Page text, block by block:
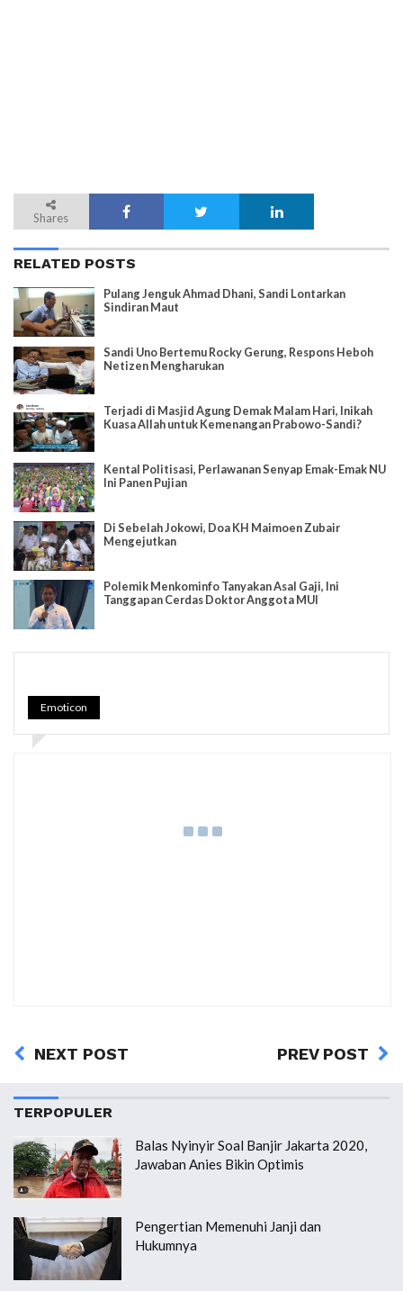
Shares
RELATED POSTS
Pulang Jenguk Ahmad Dhani, Sandi Lontarkan
Sindiran Maut
Sandi Uno Bertemu Rocky Gerung, Respons Heboh
Netizen Mengharukan
Terjadi di Masjid Agung Demak Malam Hari, Inikah
Kuasa Allah untuk Kemenangan Prabowo-Sandi?
Kental Politisasi, Perlawanan Senyap Emak-Emak NU
Ini Panen Pujian
Di Sebelah Jokowi, Doa KH Maimoen Zubair
Mengejutkan
Polemik Menkominfo Tanyakan Asal Gaji, Ini
Tanggapan Cerdas Doktor Anggota MUI
Emoticon
NEXT POST PREV POST
TERPOPULER
Balas Nyinyir Soal Banjir Jakarta 2020,
Jawaban Anies Bikin Optimis
Pengertian Memenuhi Janji dan
Hukumnya